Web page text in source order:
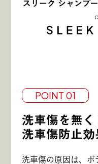
POINT 01
洗車傷を無
洗車傷防止効
洗車傷の原因は、ボ